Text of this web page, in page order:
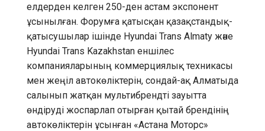
елдерден келген 250-ден астам экспонент
ұсынылған. Форумға қатысқан қазақстандық-
қатысушылар ішінде Hyundai Trans Almaty және
Hyundai Trans Kazakhstan еншілес
компанияларының коммерциялық техникасы
мен жеңіл автокөліктерін, сондай-ақ Алматыда
салынып жатқан мультибрендті зауытта
өндіруді жоспарлап отырған қытай брендінің
автокөліктерін ұсынған «Астана Моторс»